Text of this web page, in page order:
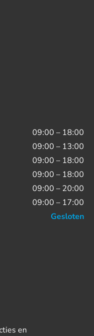
09:00 – 18:00
09:00 – 13:00
09:00 – 18:00
09:00 – 18:00
09:00 – 20:00
09:00 – 17:00
Gesloten
en